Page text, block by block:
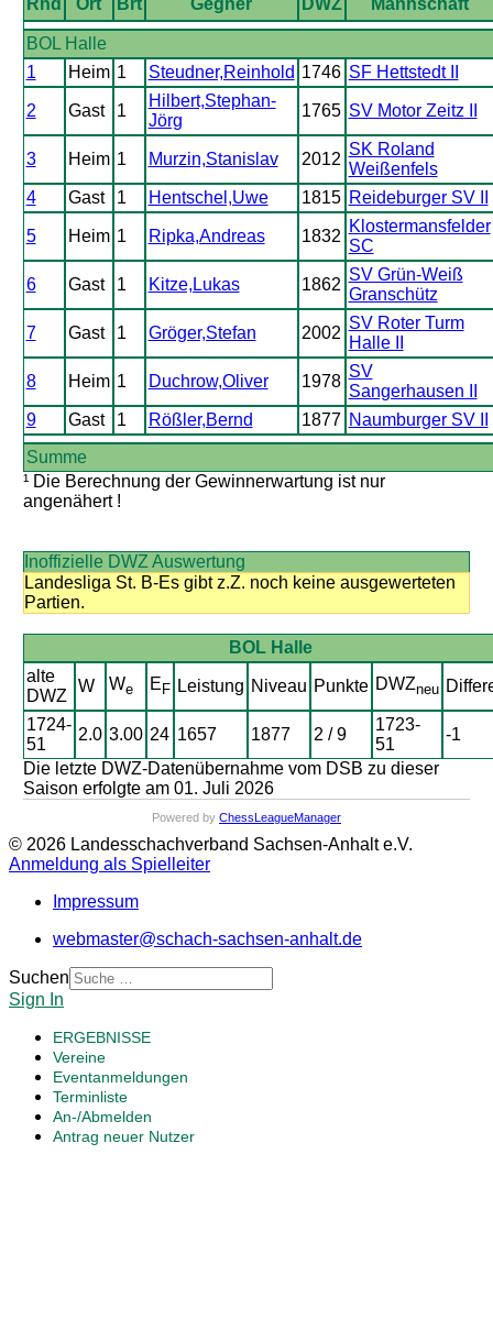
Rnd
Ort Brt Gegner DWZ Mannschaft
BOL Halle
1
Heim 1 Steudner,Reinhold 1746 SF Hettstedt II
2 Gast 1
Hilbert,Stephan-
Jörg
1765 SV Motor Zeitz II
3 Heim 1 Murzin,Stanislav 2012
SK Roland
Weißenfels
4
Gast 1 Hentschel,Uwe 1815 Reideburger SV II
5 Heim 1 Ripka,Andreas 1832
Klostermansfelder
SC
6 Gast 1 Kitze,Lukas 1862
SV Grün-Weiß
Granschütz
7 Gast 1 Gröger,Stefan 2002
SV Roter Turm
Halle II
8 Heim 1 Duchrow,Oliver 1978
SV
Sangerhausen II
9
Gast 1 Rößler,Bernd 1877 Naumburger SV II
Summe
¹ Die Berechnung der Gewinnerwartung ist nur
angenähert !
Inoffizielle DWZ Auswertung
Landesliga St. B-Es gibt z.Z. noch keine ausgewerteten
Partien.
BOL Halle
alte
DWZ
W We E F Leistung Niveau Punkte DWZneu
1724-
51
2.0 3.00 24 1657 1877 2 / 9
1723-
51
-1
Die letzte DWZ-Datenübernahme vom DSB zu dieser
Saison erfolgte am 01. Juli 2026
Powered by ChessLeagueManager
© 2026 Landesschachverband Sachsen-Anhalt e.V.
Anmeldung als Spielleiter
Impressum
webmaster@schach-sachsen-anhalt.de
Suchen
Sign In
ERGEBNISSE
Vereine
Eventanmeldungen
Terminliste
An-/Abmelden
Antrag neuer Nutzer